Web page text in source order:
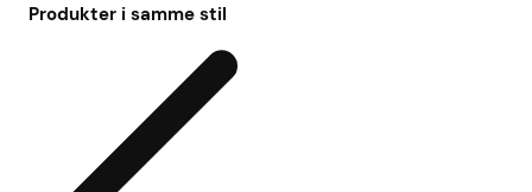
Produkter i samme stil